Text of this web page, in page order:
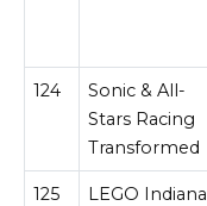
124
Sonic & All-
Stars Racing
Transformed
125
LEGO Indiana